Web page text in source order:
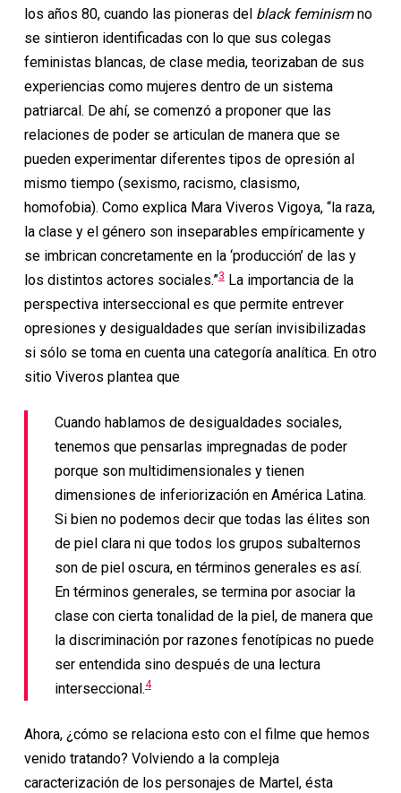
los años 80, cuando las pioneras del black feminismno
se sintieron identificadas con lo que sus colegas
feministas blancas, de clase media, teorizaban de sus
experiencias como mujeres dentro de un sistema
patriarcal. De ahí, se comenzó a proponer que las
relaciones de poder se articulan de manera que se
pueden experimentar diferentes tipos de opresión al
mismo tiempo (sexismo, racismo, clasismo,
homofobia). Como explica Mara Viveros Vigoya, “la raza,
la clase y el género son inseparables empíricamente y
se imbrican concretamente en la ‘producción’ de las y
los distintos actores sociales.”3La importancia de la
perspectiva interseccional es que permite entrever
opresiones y desigualdades que serían invisibilizadas
si sólo se toma en cuenta una categoría analítica. En otro
sitio Viveros plantea que
Cuando hablamos de desigualdades sociales,
tenemos que pensarlas impregnadas de poder
porque son multidimensionales y tienen
dimensiones de inferiorización en América Latina.
Si bien no podemos decir que todas las élites son
de piel clara ni que todos los grupos subalternos
son de piel oscura, en términos generales es así.
En términos generales, se termina por asociar la
clase con cierta tonalidad de la piel, de manera que
la discriminación por razones fenotípicas no puede
ser entendida sino después de una lectura
interseccional.4
Ahora, ¿cómo se relaciona esto con el filme que hemos
venido tratando? Volviendo a la compleja
caracterización de los personajes de Martel, ésta